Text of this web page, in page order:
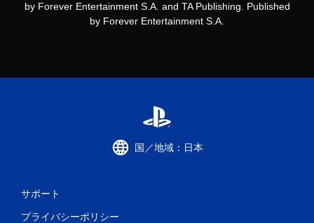
by Forever Entertainment S.A. and TA Publishing. Published
by Forever Entertainment S.A.
国／地域：日本
サポート
プライバシーポリシー